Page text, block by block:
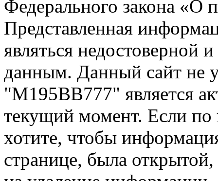
Федерального закона «О
Представленная
являться недостоверной
данным. Данный сайт не
"М195ВВ777" является
текущий момент. Если
хотите, чтобы
странице, была открытой,